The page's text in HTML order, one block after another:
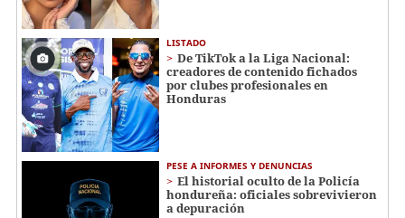
LISTADO
De TikTok a la Liga Nacional:
creadores de contenido fichados
por clubes profesionales en
Honduras
PESE A INFORMES Y DENUNCIAS
El historial oculto de la Policía
hondureña: oficiales sobrevivieron
a depuración